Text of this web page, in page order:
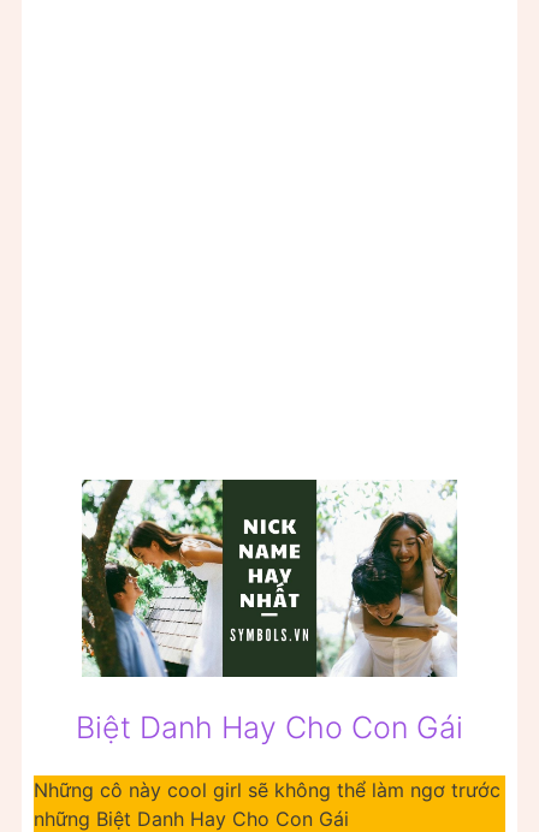
Biệt Danh Hay Cho Con Gái
Những cô này cool girl sẽ không thể làm ngơ trước
những Biệt Danh Hay Cho Con Gái